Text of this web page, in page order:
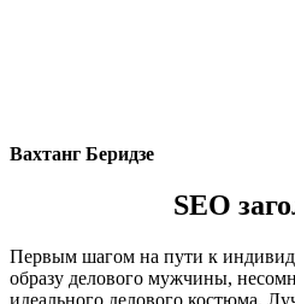
Вахтанг Беридзе
SEO
Первым шагом на пути к
образу делового мужчины,
идеального делового костюма.